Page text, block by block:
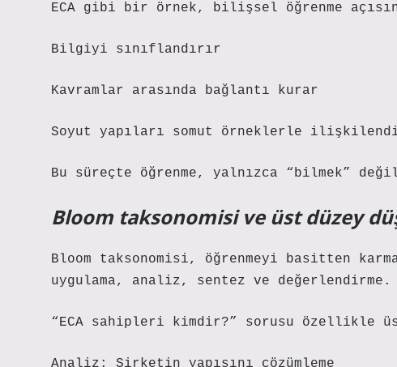
ECA gibi bir örnek, bilişsel öğrenme
Bilgiyi sınıflandırır
Kavramlar arasında bağlantı kurar
Soyut yapıları somut örneklerle
Bu süreçte öğrenme, yalnızca “bilmek”
Bloom taksonomisi ve üst düzey
Bloom taksonomisi, öğrenmeyi basitten
uygulama, analiz, sentez ve değerlendirme.
“ECA sahipleri kimdir?” sorusu
Analiz: Şirketin yapısını çözümleme